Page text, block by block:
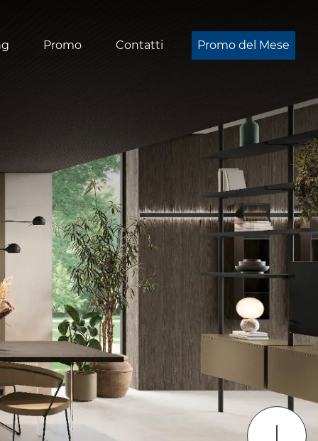
Promo Contatti Promo del Mese